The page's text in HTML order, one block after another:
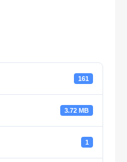
161
3.72 MB
1